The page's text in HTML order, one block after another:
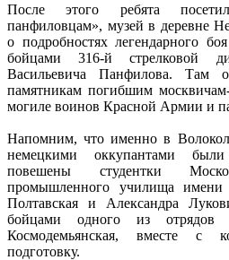
После этого ребята
панфиловцам», музей в деревне
о подробностях легендарного
бойцами 316-й стрелковой
Васильевича Панфилова. Там
памятникам погибшим
могиле воинов Красной Армии и
Напомним, что именно в
немецкими оккупантами
повешены студентки
промышленного училища
Полтавская и Александра
бойцами одного из
Космодемьянская, вместе с
подготовку.